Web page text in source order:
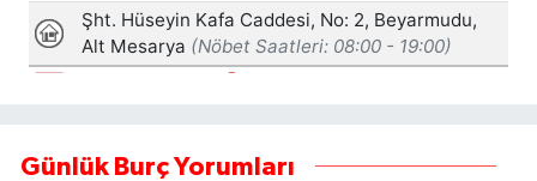
Günlük Burç Yorumları